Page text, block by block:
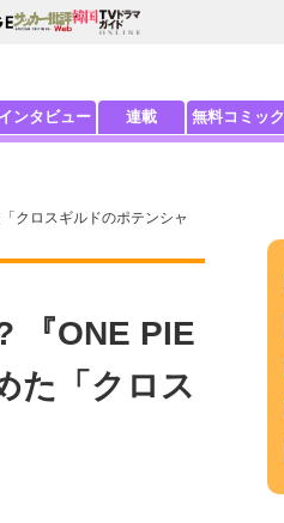
インタビュー 連載 無料コミック
クロスギルドのポテンシャ
『ONE PIE
た「クロス